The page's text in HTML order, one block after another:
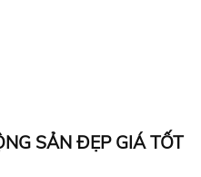
SẢN ĐẸP GIÁ TỐT